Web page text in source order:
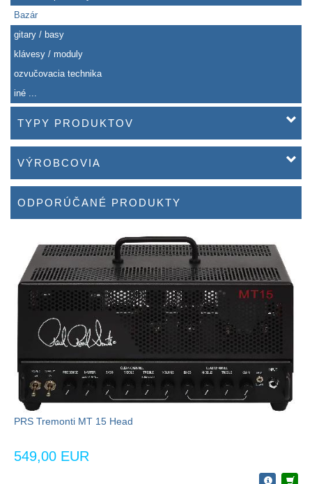
Bazár
gitary / basy
klávesy / moduly
ozvučovacia technika
iné ...
TYPY PRODUKTOV
VÝROBCOVIA
ODPORÚČANÉ PRODUKTY
PRS Tremonti MT 15 Head
549,00 EUR